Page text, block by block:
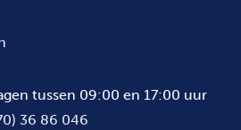
tussen 09:00 en 17:00 uur
36 86 046